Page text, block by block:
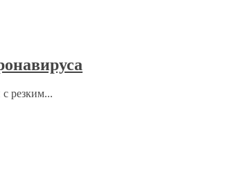
резким...